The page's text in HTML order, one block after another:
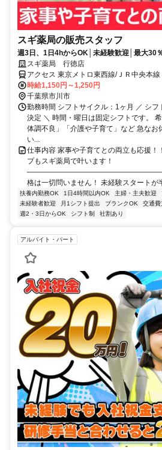
スギ薬局の販売スタッフ
週3日、1日4hからOK│未経験歓迎│最大30
スギ薬局 行徳店
アクセス 東京メトロ東西線/ＪＲ中央本
ロ東西線/ＪＲ中央本線 妙典北口徒歩約
中央本線 南行徳北口徒歩約24分
時給1,150円～1,250円
千葉県市川市
勤務時間 シフトサイクル：1ヶ月 ／ シ
決定 ＼ 時間・曜日は固定シフトです。
体調不良」「介護や子育て」など 急なお
い...
仕事内容 家事や子育てとの両立も応援！
プもスギ薬局で叶います！
―――――――――――――――――――― 年
格は一切問いません！ 未経験スタートが
扶養内勤務OK 1日4時間以内OK 主婦・主夫歓迎
未経験者歓迎
月1シフト提出 ブランクOK 交通費
週2・3日からOK
シフト制 社割あり
アルバイト・パート